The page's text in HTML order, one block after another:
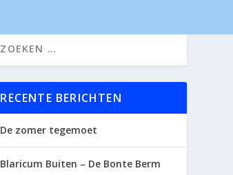
RECENTE BERICHTEN
De zomer tegemoet
Blaricum Buiten – De Bonte Berm